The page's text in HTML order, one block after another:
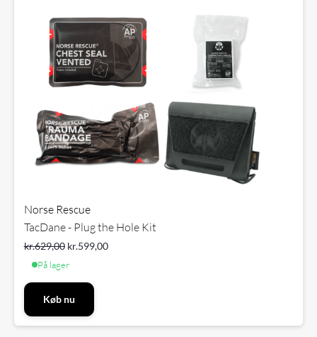
Norse Rescue
TacDane - Plug the Hole Kit
kr.629,00 kr.599,00
På lager
Køb nu